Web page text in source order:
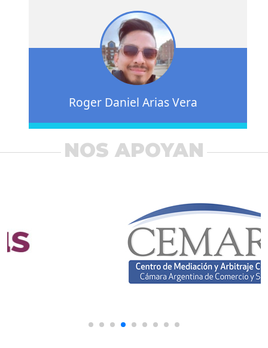
Roger Daniel Arias Vera
NOS APOYAN